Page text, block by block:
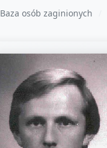
Baza osób zaginionych